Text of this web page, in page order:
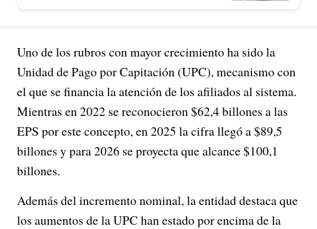
Uno de los rubros con mayor crecimiento ha sido la
Unidad de Pago por Capitación (UPC), mecanismo con
el que se financia la atención de los afiliados al sistema.
Mientras en 2022 se reconocieron $62,4 billones a las
EPS por este concepto, en 2025 la cifra llegó a $89,5
billones y para 2026 se proyecta que alcance $100,1
billones.
Además del incremento nominal, la entidad destaca que
los aumentos de la UPC han estado por encima de la